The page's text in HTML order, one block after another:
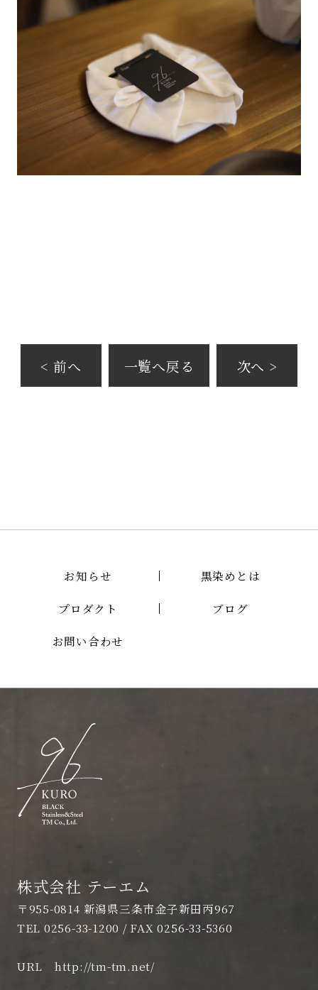
< 前へ 一覧へ戻る 次へ >
お知らせ 黒染めとは
プロダクト ブログ
お問い合わせ
株式会社 テーエム
〒955-0814 新潟県三条市金子新田丙967
TEL 0256-33-1200 / FAX 0256-33-5360
URL http://tm-tm.net/